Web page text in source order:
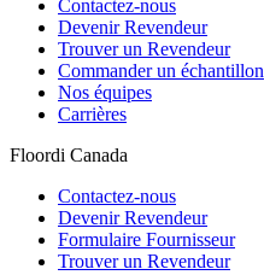
Contactez-nous
Devenir Revendeur
Trouver un Revendeur
Commander un échantillon
Nos équipes
Carrières
Floordi Canada
Contactez-nous
Devenir Revendeur
Formulaire Fournisseur
Trouver un Revendeur